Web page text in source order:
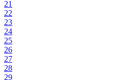
21
22
23
24
25
26
27
28
29